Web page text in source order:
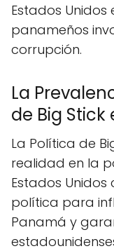
Estados
panameños
corrupción.
La
de Big
La Política de
realidad en la
Estados
política para
Panamá y